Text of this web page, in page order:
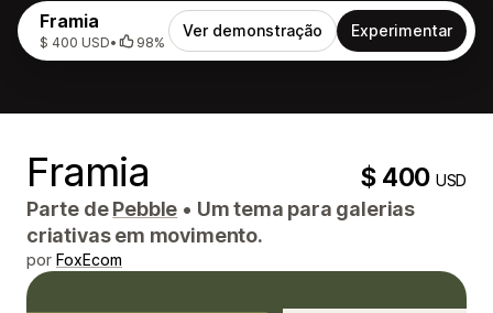
Framia
$ 400 USD• 98%
Ver demonstração Experimentar
Framia $ 400USD
Parte dePebble • Um tema para galerias
criativas em movimento.
por FoxEcom